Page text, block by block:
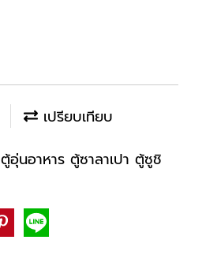
เปรียบเทียบ
ตู้อุ่นอาหาร ตู้ซาลาเปา ตู้ซูชิ